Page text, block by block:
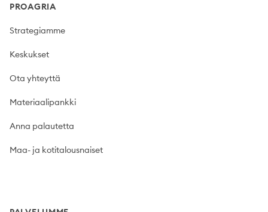
PROAGRIA
Strategiamme
Keskukset
Ota yhteyttä
Materiaalipankki
Anna palautetta
Maa- ja kotitalousnaiset